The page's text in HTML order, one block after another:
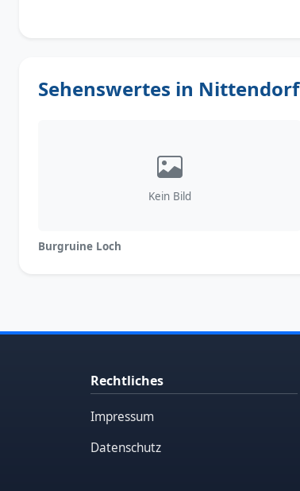
Sehenswertes in Nittendorf
Kein Bild
Burgruine Loch
Rechtliches
Impressum
Datenschutz